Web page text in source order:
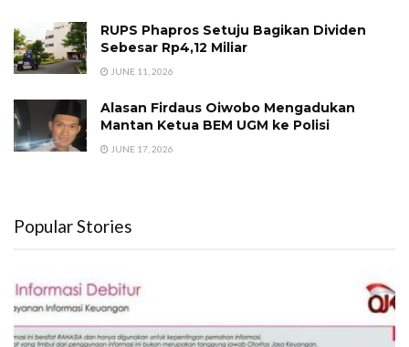
RUPS Phapros Setuju Bagikan Dividen
Sebesar Rp4,12 Miliar
JUNE 11, 2026
Alasan Firdaus Oiwobo Mengadukan
Mantan Ketua BEM UGM ke Polisi
JUNE 17, 2026
Popular Stories